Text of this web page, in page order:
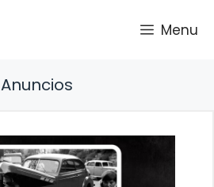
Menu
Anuncios